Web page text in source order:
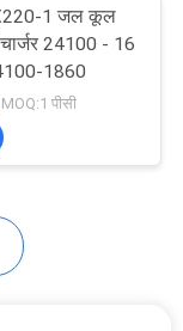
1 जल कूल
चार्जर 24100 - 16
1860
पीसी